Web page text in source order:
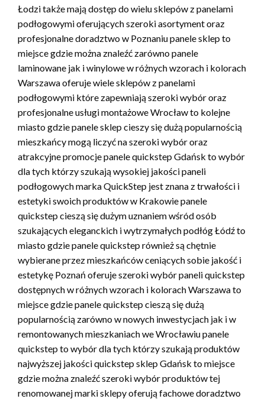
Łodzi także mają dostęp do wielu sklepów z panelami
podłogowymi oferujących szeroki asortyment oraz
profesjonalne doradztwo w Poznaniu panele sklep to
miejsce gdzie można znaleźć zarówno panele
laminowane jak i winylowe w różnych wzorach i kolorach
Warszawa oferuje wiele sklepów z panelami
podłogowymi które zapewniają szeroki wybór oraz
profesjonalne usługi montażowe Wrocław to kolejne
miasto gdzie panele sklep cieszy się dużą popularnością
mieszkańcy mogą liczyć na szeroki wybór oraz
atrakcyjne promocje panele quickstep Gdańsk to wybór
dla tych którzy szukają wysokiej jakości paneli
podłogowych marka QuickStep jest znana z trwałości i
estetyki swoich produktów w Krakowie panele
quickstep cieszą się dużym uznaniem wśród osób
szukających eleganckich i wytrzymałych podłóg Łódź to
miasto gdzie panele quickstep również są chętnie
wybierane przez mieszkańców ceniących sobie jakość i
estetykę Poznań oferuje szeroki wybór paneli quickstep
dostępnych w różnych wzorach i kolorach Warszawa to
miejsce gdzie panele quickstep cieszą się dużą
popularnością zarówno w nowych inwestycjach jak i w
remontowanych mieszkaniach we Wrocławiu panele
quickstep to wybór dla tych którzy szukają produktów
najwyższej jakości quickstep sklep Gdańsk to miejsce
gdzie można znaleźć szeroki wybór produktów tej
renomowanej marki sklepy oferują fachowe doradztwo